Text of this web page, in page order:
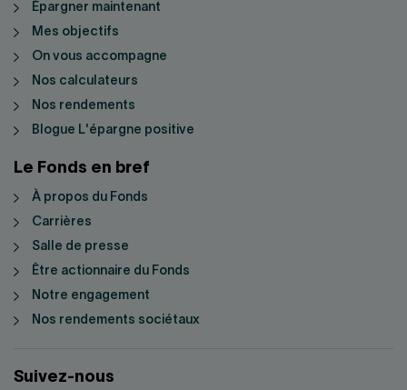
Épargner maintenant
Mes objectifs
On vous accompagne
Nos calculateurs
Nos rendements
Blogue L'épargne positive
Le Fonds en bref
À propos du Fonds
Carrières
Salle de presse
Être actionnaire du Fonds
Notre engagement
Nos rendements sociétaux
Suivez-nous